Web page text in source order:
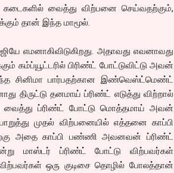
வைத்து விற்பனை செய்வதற்கும்,
தான் இந்த மாமூல்.
எமனாகிவிடுகிறது. அதாவது எவனாவது
கம்ப்யூட்டரில் பிரிண்ட் போட்டுவிட்டு அவன்
சினிமா பார்பதற்கான இண்வெஸ்ட்மெண்ட்
திருட்டு தனமாய் ப்ரிண்ட் எடுத்து விற்றால்
வைத்து ப்ரிண்ட் போட்டு மொத்தமாய் அவன்
முதல் விற்பனையில் எத்தனை காப்பி
அதை காப்பி பண்ணி அவனவன் ப்ரிண்ட்
மாஸ்டர் ப்ரிண்ட் போட்டு விற்பவர்கள்
விற்பவர்கள் ஒரு குடிசை தொழில் போலத்தான்